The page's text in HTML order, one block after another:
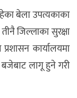
बेला उपत्यकाका
जिल्लाका सुरक्षा
कार्यालयमा
लागू हुने गरी